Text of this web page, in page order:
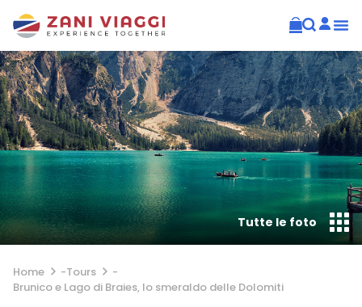
Home -Tours
-
Brunico e Lago di Braies, lo smeraldo delle Dolomiti
Tutte le foto